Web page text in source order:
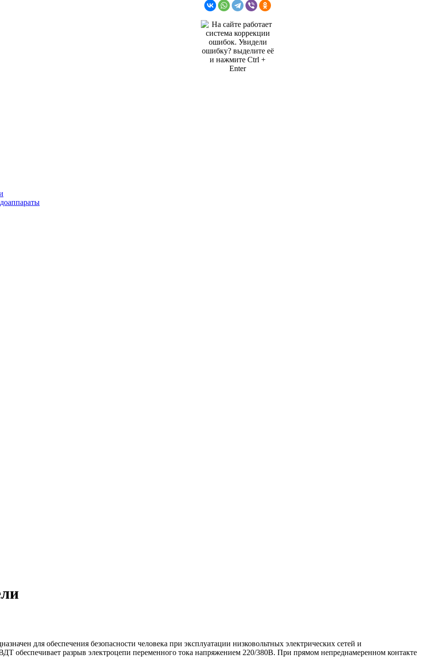
для обеспечения безопасности человека при эксплуатации низковольтных электрических сетей и
обеспечивает разрыв электроцепи переменного тока напряжением 220/380В. При прямом непреднамеренном контакте